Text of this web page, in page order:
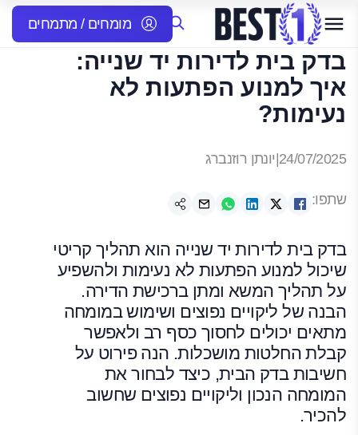
מומחים / מתמחים
בדק בית לדירות יד שנייה:
איך למנוע הפתעות לא
נעימות?
24/07/2025 יונתן רוזנברג
שתפו:
בדק בית לדירות יד שנייה הוא תהליך קריטי
שיכול למנוע הפתעות לא נעימות ולהשפיע
על תהליך המשא ומתן ברכישת הדירה.
הבנה של ליקויים נפוצים ושימוש במומחה
מתאים יכולים לחסוך כסף רב ולאפשר
קבלת החלטות מושכלות. הנה פירוט על
חשיבות בדק הבית, כיצד לבחור את
המומחה הנכון וליקויים נפוצים שחשוב
להכיר.